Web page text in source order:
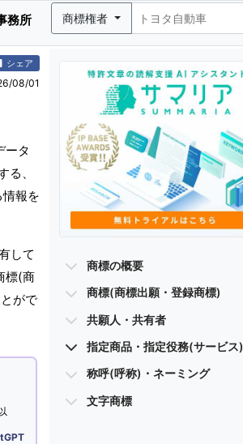
務所 商標権者
シェア
08/01
ータ
、
報を
して
標(商
がで
商標の概要
商標(商標出願・登録商標)
共願人・共有者
指定商品・指定役務(サービス)
称呼(呼称)・ネーミング
文字商標